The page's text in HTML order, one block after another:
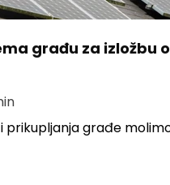
građu za izložbu
prikupljanja građe